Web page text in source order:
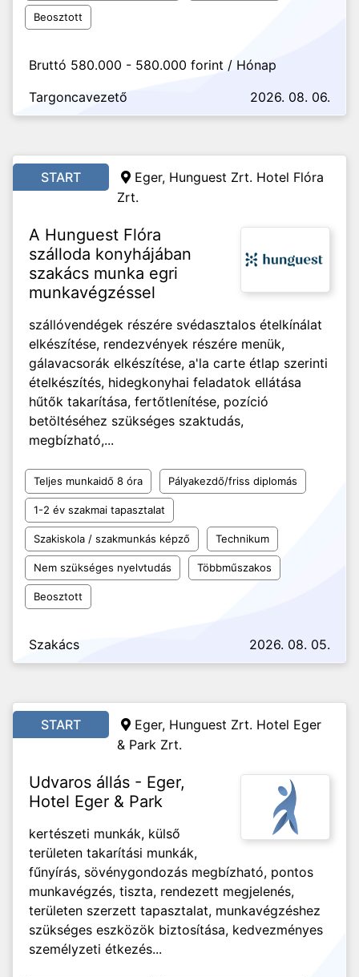
Beosztott
Bruttó 580.000 - 580.000 forint / Hónap
Targoncavezető
2026. 08. 06.
START
Eger, Hunguest Zrt. Hotel Flóra
Zrt.
A Hunguest Flóra
szálloda konyhájában
szakács munka egri
munkavégzéssel
szállóvendégek részére svédasztalos ételkínálat
elkészítése, rendezvények részére menük,
gálavacsorák elkészítése, a'la carte étlap szerinti
ételkészítés, hidegkonyhai feladatok ellátása
hűtők takarítása, fertőtlenítése, pozíció
betöltéséhez szükséges szaktudás,
megbízható,...
Teljes munkaidő 8 óra Pályakezdő/friss diplomás
1-2 év szakmai tapasztalat
Szakiskola / szakmunkás képző Technikum
Nem szükséges nyelvtudás Többműszakos
Beosztott
Szakács 2026. 08. 05.
START
Eger, Hunguest Zrt. Hotel Eger
& Park Zrt.
Udvaros állás - Eger,
Hotel Eger & Park
kertészeti munkák, külső
területen takarítási munkák,
fűnyírás, sövénygondozás megbízható, pontos
munkavégzés, tiszta, rendezett megjelenés,
területen szerzett tapasztalat, munkavégzéshez
szükséges eszközök biztosítása, kedvezményes
személyzeti étkezés...